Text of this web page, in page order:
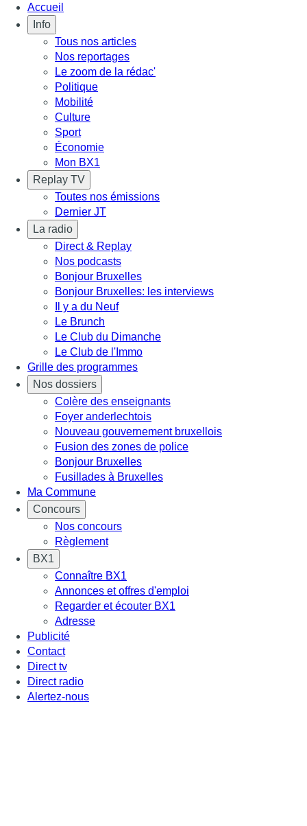
Accueil
Info
Tous nos articles
Nos reportages
Le zoom de la rédac'
Politique
Mobilité
Culture
Sport
Économie
Mon BX1
Replay TV
Toutes nos émissions
Dernier JT
La radio
Direct & Replay
Nos podcasts
Bonjour Bruxelles
Bonjour Bruxelles: les interviews
Il y a du Neuf
Le Brunch
Le Club du Dimanche
Le Club de l'Immo
Grille des programmes
Nos dossiers
Colère des enseignants
Foyer anderlechtois
Nouveau gouvernement bruxellois
Fusion des zones de police
Bonjour Bruxelles
Fusillades à Bruxelles
Ma Commune
Concours
Nos concours
Règlement
BX1
Connaître BX1
Annonces et offres d'emploi
Regarder et écouter BX1
Adresse
Publicité
Contact
Direct tv
Direct radio
Alertez-nous